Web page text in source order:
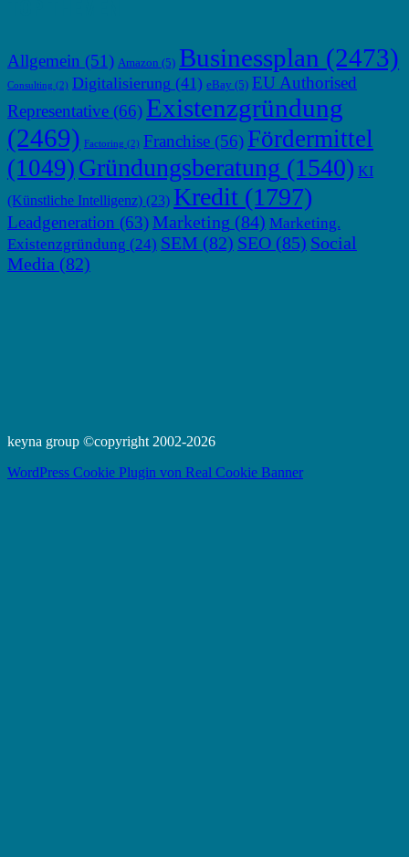
Allgemein (51) Amazon (5) Businessplan (2473)
Consulting (2) Digitalisierung (41) eBay (5) EU Authorised
Representative (66) Existenzgründung
(2469) Factoring (2) Franchise (56) Fördermittel
(1049) Gründungsberatung (1540) KI
(Künstliche Intelligenz) (23) Kredit (1797)
Leadgeneration (63)Marketing (84) Marketing.
Existenzgründung (24) SEM (82) SEO (85) Social
Media (82)
keyna group ©copyright 2002-2026
WordPress Cookie Plugin von Real Cookie Banner